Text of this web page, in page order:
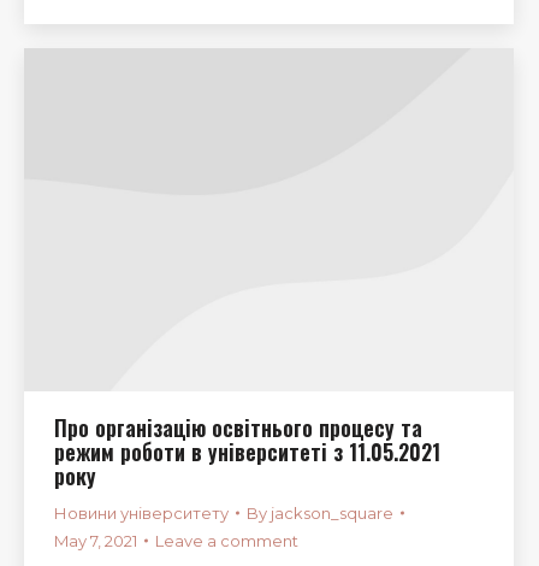
Про організацію освітнього процесу та
режим роботи в університеті з 11.05.2021
року
Новини університету By jackson_square
May 7, 2021
Leave a comment